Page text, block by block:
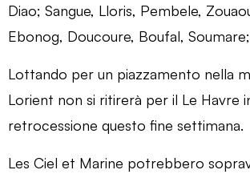
Diao; Sangue, Lloris, Pembele,
Ebonog, Doucoure, Boufal,
Lottando per un piazzamento nella
Lorient non si ritirerà per il Le Havre
retrocessione questo fine settimana.
Les Ciel et Marine potrebbero